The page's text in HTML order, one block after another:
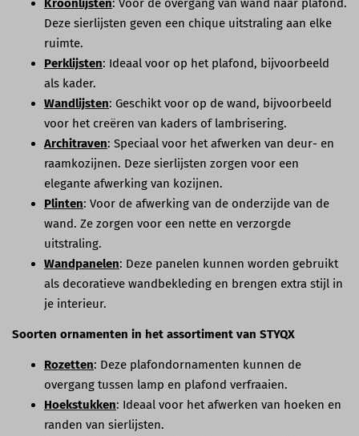
Kroonlijsten: Voor de overgang van wand naar plafond.
Deze sierlijsten geven een chique uitstraling aan elke
ruimte.
Perklijsten: Ideaal voor op het plafond, bijvoorbeeld
als kader.
Wandlijsten: Geschikt voor op de wand, bijvoorbeeld
voor het creëren van kaders of lambrisering.
Architraven: Speciaal voor het afwerken van deur- en
raamkozijnen. Deze sierlijsten zorgen voor een
elegante afwerking van kozijnen.
Plinten: Voor de afwerking van de onderzijde van de
wand. Ze zorgen voor een nette en verzorgde
uitstraling.
Wandpanelen: Deze panelen kunnen worden gebruikt
als decoratieve wandbekleding en brengen extra stijl in
je interieur.
Soorten ornamenten in het assortiment van STYQX
Rozetten: Deze plafondornamenten kunnen de
overgang tussen lamp en plafond verfraaien.
Hoekstukken: Ideaal voor het afwerken van hoeken en
randen van sierlijsten.